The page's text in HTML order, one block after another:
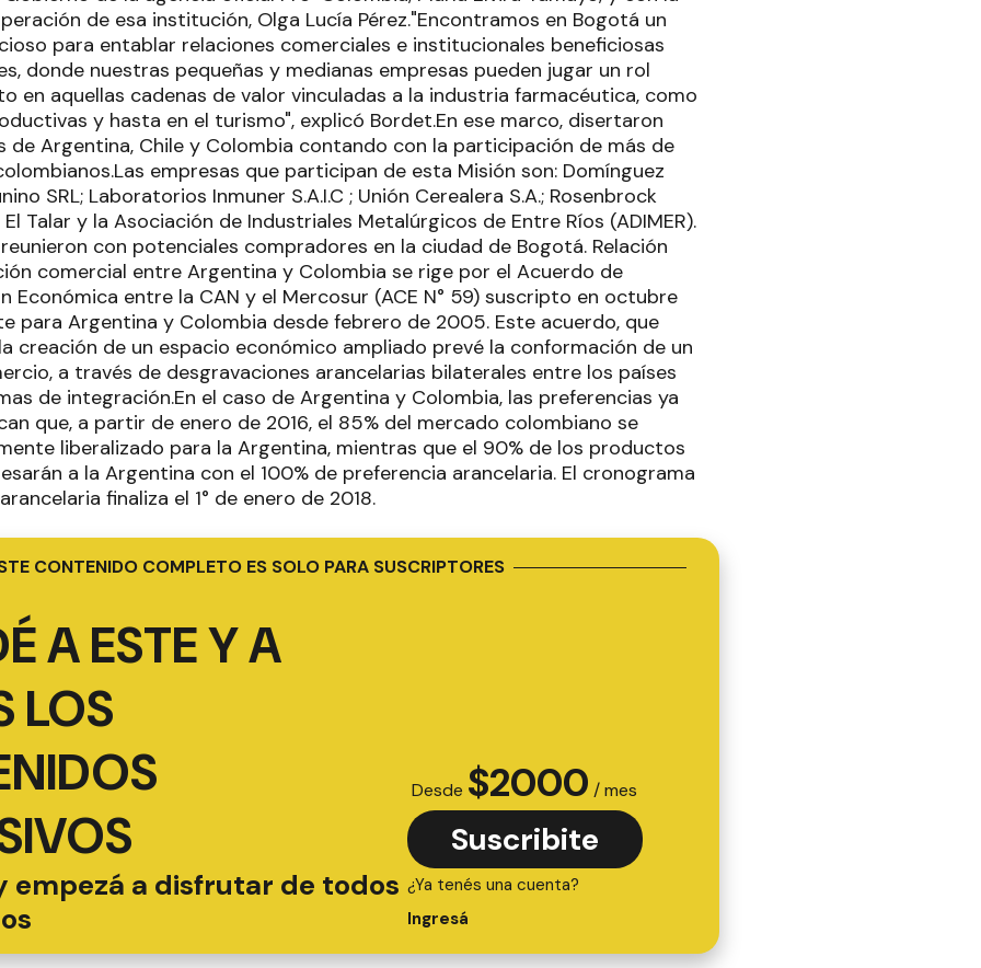
de esa institución, Olga Lucía Pérez."Encontramos en Bogotá un
para entablar relaciones comerciales e institucionales beneficiosas
donde nuestras pequeñas y medianas empresas pueden jugar un rol
en aquellas cadenas de valor vinculadas a la industria farmacéutica, como
y hasta en el turismo", explicó Bordet.En ese marco, disertaron
de Argentina, Chile y Colombia contando con la participación de más de
empresas que participan de esta Misión son: Domínguez
SRL; Laboratorios Inmuner S.A.I.C ; Unión Cerealera S.A.; Rosenbrock
Talar y la Asociación de Industriales Metalúrgicos de Entre Ríos (ADIMER).
con potenciales compradores en la ciudad de Bogotá. Relación
comercial entre Argentina y Colombia se rige por el Acuerdo de
Económica entre la CAN y el Mercosur (ACE N° 59) suscripto en octubre
para Argentina y Colombia desde febrero de 2005. Este acuerdo, que
creación de un espacio económico ampliado prevé la conformación de un
a través de desgravaciones arancelarias bilaterales entre los países
de integración.En el caso de Argentina y Colombia, las preferencias ya
que, a partir de enero de 2016, el 85% del mercado colombiano se
liberalizado para la Argentina, mientras que el 90% de los productos
a la Argentina con el 100% de preferencia arancelaria. El cronograma
finaliza el 1° de enero de 2018.
CONTENIDO COMPLETO ES SOLO PARA SUSCRIPTORES
A ESTE Y A
LOS
empezá a disfrutar de todos
Desde $2000 / mes
Suscribite
¿Ya tenés una cuenta?
Ingresá